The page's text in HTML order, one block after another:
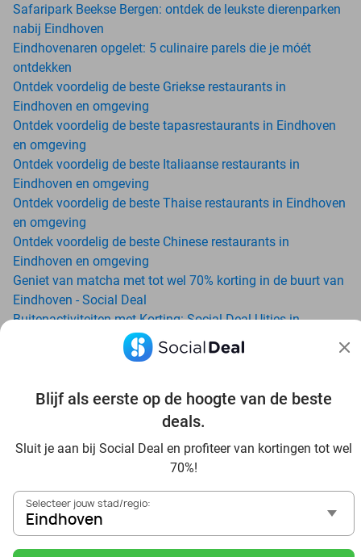
Blijf als eerste op de hoogte van de beste
deals.
Sluit je aan bij Social Deal en profiteer van kortingen tot wel
70%!
Selecteer jouw stad/regio:
Eindhoven
Safaripark Beekse Bergen: ontdek de leukste dierenparken
nabij Eindhoven
Eindhovenaren opgelet: 5 culinaire parels die je móét
ontdekken
Ontdek voordelig de beste Griekse restaurants in
Eindhoven en omgeving
Ontdek voordelig de beste tapasrestaurants in Eindhoven
en omgeving
Ontdek voordelig de beste Italiaanse restaurants in
Eindhoven en omgeving
Ontdek voordelig de beste Thaise restaurants in Eindhoven
en omgeving
Ontdek voordelig de beste Chinese restaurants in
Eindhoven en omgeving
Geniet van matcha met tot wel 70% korting in de buurt van
Eindhoven - Social Deal
Buitenactiviteiten met Korting: Social Deal Uitjes in
Ga voordelig de padelbaan op met Social Deal in de buurt
Geniet van je vakantie in Eindhoven in Nederland met
Ervaar de kwaliteit van het Van der Valk hotel in Eindhoven
Voordelig genieten bij Sunparks met korting vanuit
Eindhoven
Ervaar de warme sfeer van het Douwe Egberts Café
Met hoge korting naar de zonnebank in Eindhoven